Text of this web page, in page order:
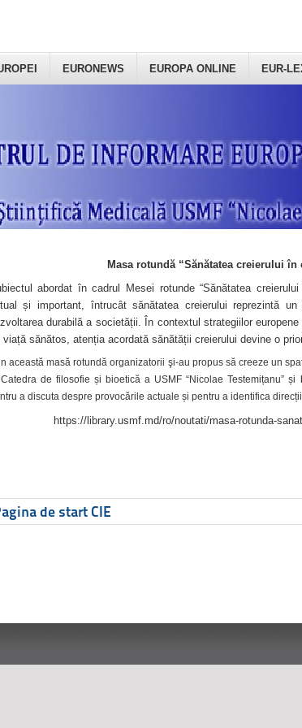
EURONEWS EUROPA ONLINE EUR-
Masa rotundă “Sănătatea creierului
abordat în cadrul Mesei rotunde “Sănătatea
și important, întrucât sănătatea creierului reprezintă
durabilă a societății. În contextul strategiilor
viață sănătos, atenția acordată sănătății creierului devine o
această masă rotundă organizatorii şi-au propus să creeze un
Catedra de filosofie și bioetică a USMF “Nicolae Testemițanu”
a discuta despre provocările actuale și pentru a identifica
https://library.usmf.md/ro/noutati/masa-rotunda-
de start CIE